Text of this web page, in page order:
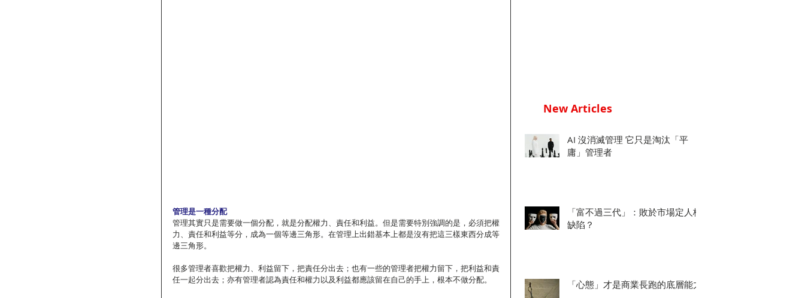
管理是一種分配
管理其實只是需要做一個分配，就是分配權力、責任和利益。但是需要特別強調的是，必須把權
力、責任和利益等分，成為一個等邊三角形。在管理上出錯基本上都是沒有把這三樣東西分成等
邊三角形。
很多管理者喜歡把權力、利益留下，把責任分出去；也有一些的管理者把權力留下，把利益和責
任一起分出去；亦有管理者認為責任和權力以及利益都應該留在自己的手上，根本不做分配。
New Articles
AI 沒消滅管理 它只是淘汰「平
庸」管理者
「富不過三代」：敗於市場定人格
缺陷？
「心態」才是商業長跑的底層能力